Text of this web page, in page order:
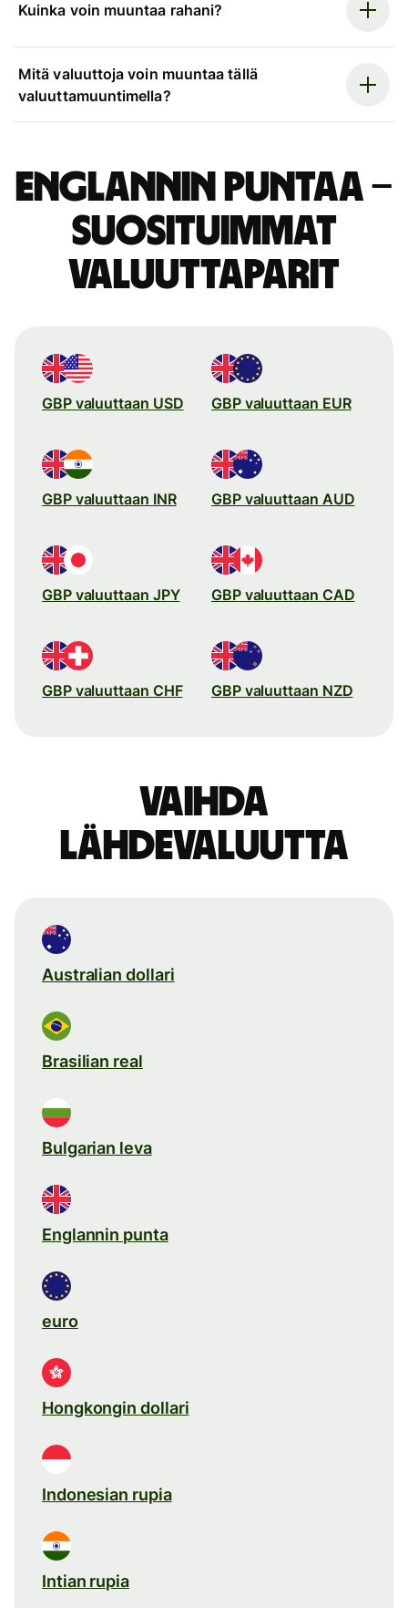
Kuinka voin muuntaa rahani?
Mitä valuuttoja voin muuntaa tällä
valuuttamuuntimella?
Englannin puntaa –
suosituimmat
valuuttaparit
GBP valuuttaan USD GBP valuuttaan EUR
GBP valuuttaan INR GBP valuuttaan AUD
GBP valuuttaan JPY GBP valuuttaan CAD
GBP valuuttaan CHF GBP valuuttaan NZD
Vaihda
lähdevaluutta
Australian dollari
Brasilian real
Bulgarian leva
Englannin punta
euro
Hongkongin dollari
Indonesian rupia
Intian rupia